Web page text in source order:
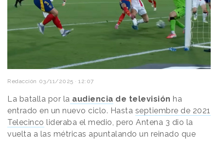
Redacción 03/11/2025 · 12:07
La batalla por la audiencia de televisión ha
entrado en un nuevo ciclo. Hasta septiembre de 2021
Telecinco lideraba el medio, pero Antena 3 dio la
vuelta a las métricas apuntalando un reinado que